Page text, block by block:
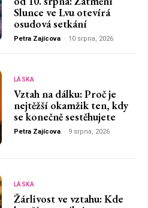
Slunce ve Lvu otevírá
osudová setkání
Petra Zajícova - 10 srpna, 2026
LÁSKA
Vztah na dálku: Proč je
nejtěžší okamžik ten, kdy
se konečně sestěhujete
Petra Zajícova - 9 srpna, 2026
LÁSKA
Žárlivost ve vztahu: Kde